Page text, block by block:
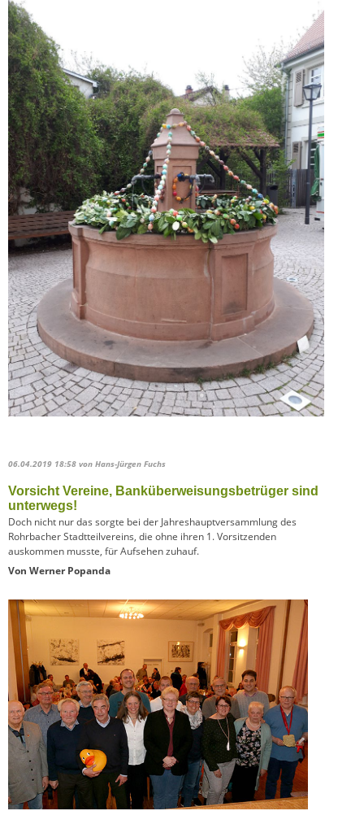
06.04.2019 18:58 von Hans-Jürgen Fuchs
Vorsicht Vereine, Banküberweisungsbetrüger sind
unterwegs!
Doch nicht nur das sorgte bei der Jahreshauptversammlung des
Rohrbacher Stadtteilvereins, die ohne ihren 1. Vorsitzenden
auskommen musste, für Aufsehen zuhauf.
Von Werner Popanda